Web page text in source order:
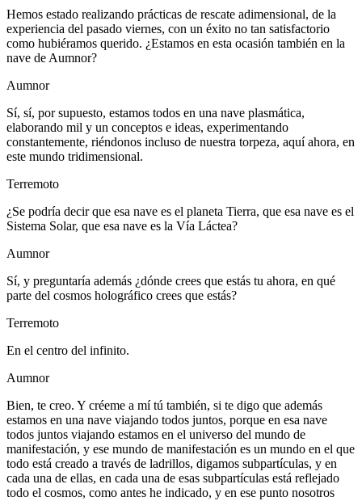
Hemos estado realizando prácticas de rescate adimensional, de la
experiencia del pasado viernes, con un éxito no tan satisfactorio
como hubiéramos querido. ¿Estamos en esta ocasión también en la
nave de Aumnor?
Aumnor
Sí, sí, por supuesto, estamos todos en una nave plasmática,
elaborando mil y un conceptos e ideas, experimentando
constantemente, riéndonos incluso de nuestra torpeza, aquí ahora, en
este mundo tridimensional.
Terremoto
¿Se podría decir que esa nave es el planeta Tierra, que esa nave es el
Sistema Solar, que esa nave es la Vía Láctea?
Aumnor
Sí, y preguntaría además ¿dónde crees que estás tu ahora, en qué
parte del cosmos holográfico crees que estás?
Terremoto
En el centro del infinito.
Aumnor
Bien, te creo. Y créeme a mí tú también, si te digo que además
estamos en una nave viajando todos juntos, porque en esa nave
todos juntos viajando estamos en el universo del mundo de
manifestación, y ese mundo de manifestación es un mundo en el que
todo está creado a través de ladrillos, digamos subpartículas, y en
cada una de ellas, en cada una de esas subpartículas está reflejado
todo el cosmos, como antes he indicado, y en ese punto nosotros